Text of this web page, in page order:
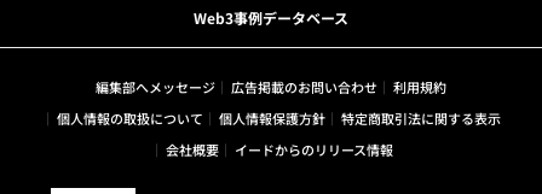
Web3事例データベース
編集部へメッセージ 広告掲載のお問い合わせ
利用規約
個人情報の取扱について
個人情報保護方針
特定商取引法に関する表示
会社概要
イードからのリリース情報